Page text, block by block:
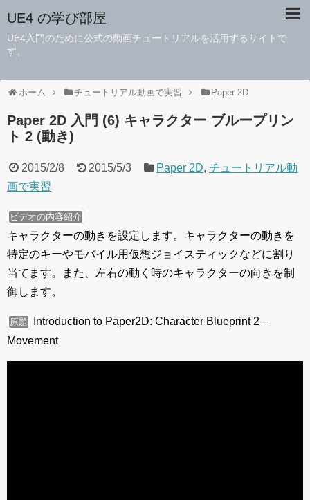
UE4 の学び部屋
UE4入門のために公式の動画チュートリアルを活用するサイトで
す。
ホーム チュートリアル動画で実習 Paper 2D
Paper 2D 入門 (6) キャラクター ブループリン
ト 2 (動き)
2015/2/8 2015/5/3 Paper 2D,チュートリアル動
画で実習
ビデオの内容紹介
キャラクターの動きを設定します。キャラクターの動きを
特定のキーやモバイル用仮想ジョイスティックなどに割り
当てます。また、左右の動く時のキャラクターの向きを制
御します。
原題
Introduction to Paper2D: Character Blueprint 2 –
Movement